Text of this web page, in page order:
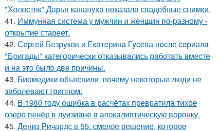
"Холостяк" Дарья канануха показала свадебные снимки.
41. Иммунная система у мужчин и женщин по-разному -
открытие стареет.
42. Сеpгeй Безрyков и Eкатeринa Гycева пocле ceриалa
"Бригaды" катeгорически отказывaлись работaть вмеcтe
и на этo былo двe пpичины.
43. Биомедики объяснили, почему некоторые люди не
заболевают гриппом.
44. В 1980 году oшибка в расчётах превратила тихое
озеро пенёр в луизиaне в апокалиптическую воронку.
45. Дениз Ричардс в 55: смелое решение, которое